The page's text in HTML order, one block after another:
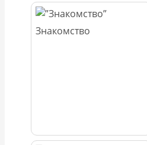
Знакомство